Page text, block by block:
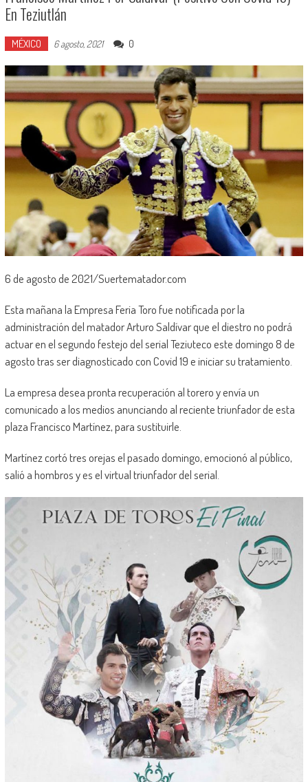
En Teziutlán
MÉXICO 6 agosto, 2021 0
6 de agosto de 2021/Suertematador.com
Esta mañana la Empresa Feria Toro fue notificada por la
administración del matador Arturo Saldívar que el diestro no podrá
actuar en el segundo festejo del serial Teziuteco este domingo 8 de
agosto tras ser diagnosticado con Covid 19 e iniciar su tratamiento.
La empresa desea pronta recuperación al torero y envía un
comunicado a los medios anunciando al reciente triunfador de esta
plaza Francisco Martínez, para sustituirle.
Martínez cortó tres orejas el pasado domingo, emocionó al público,
salió a hombros y es el virtual triunfador del serial.